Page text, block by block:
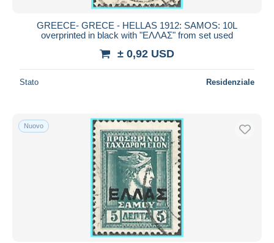
GREECE- GRECE - HELLAS 1912: SAMOS: 10L
overprinted in black with "ΕΛΛΑΣ" from set used
± 0,92 USD
Stato Residenziale
Nuovo